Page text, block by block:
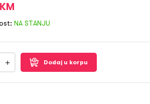
KM
NA STANJU
Dodaj u korpu